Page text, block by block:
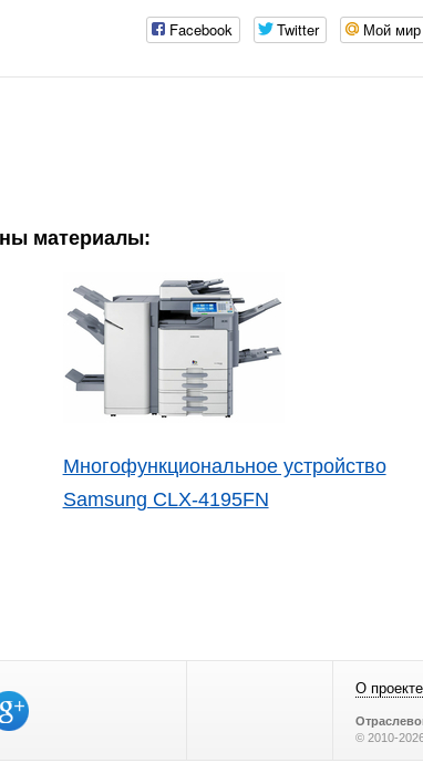
Facebook Twitter Мой мир
материалы:
Многофункциональное устройство
Samsung CLX-4195FN
О проекте
© 2010-